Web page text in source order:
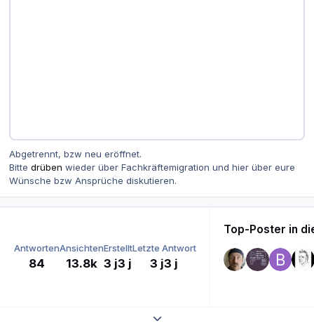
Abgetrennt, bzw neu eröffnet.
Bitte drüben wieder über Fachkräftemigration und hier über eure
Wünsche bzw Ansprüche diskutieren.
Antworten
84
Ansichten
13.8k
Erstellt
3 j3 j
Letzte Antwort
3 j3 j
Top-Poster in
Themenübersicht erweitern